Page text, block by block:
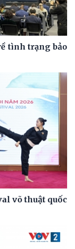
tình trạng bảo
võ thuật quốc